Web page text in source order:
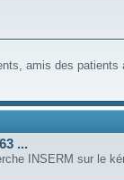
amis des patients
...
INSERM sur le